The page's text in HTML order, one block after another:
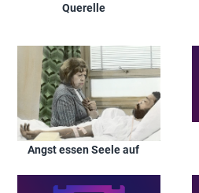
Querelle
Angst essen Seele auf